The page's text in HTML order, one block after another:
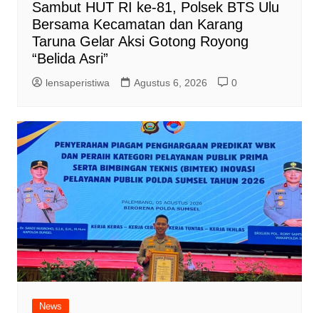
Sambut HUT RI ke-81, Polsek BTS Ulu
Bersama Kecamatan dan Karang
Taruna Gelar Aksi Gotong Royong
“Belida Asri”
lensaperistiwa Agustus 6, 2026 0
News